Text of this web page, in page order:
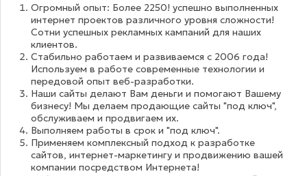
Огромный опыт: Более 2250! успешно выполненных
интернет проектов различного уровня сложности!
Сотни успешных рекламных кампаний для наших
клиентов.
Стабильно работаем и развиваемся с 2006 года!
Используем в работе современные технологии и
передовой опыт веб-разработки.
Наши сайты делают Вам деньги и помогают Вашему
бизнесу! Мы делаем продающие сайты "под ключ",
обслуживаем и продвигаем их.
Выполняем работы в срок и "под ключ".
Применяем комплексный подход к разработке
сайтов, интернет-маркетингу и продвижению вашей
компании посредством Интернета!